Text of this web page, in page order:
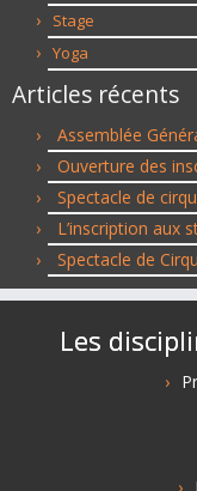
Stage
Yoga
Articles récents
Assemblée
Ouverture des
Spectacle de
L’inscription aux
Spectacle de
Les